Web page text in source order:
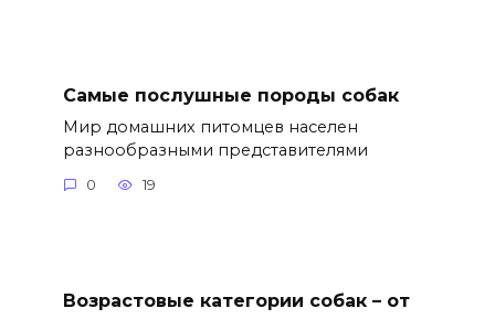
Самые послушные породы собак
Мир домашних питомцев населен
разнообразными представителями
0 19
Возрастовые категории собак – от